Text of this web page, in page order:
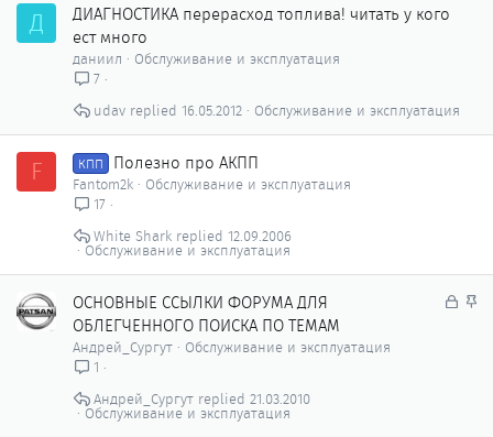
Д
ДИАГНОСТИКА перерасход топлива! читать у кого
ест много
даниил
Обслуживание и эксплуатация
7
Обслуживание и эксплуатация
16.05.2012
udav
F КПП Полезно про АКПП
Fantom2k
Обслуживание и эксплуатация
17
Обслуживание и эксплуатация
12.09.2006
White Shark
З
З
ОСНОВНЫЕ ССЫЛКИ ФОРУМА ДЛЯ
ОБЛЕГЧЕННОГО ПОИСКА ПО ТЕМАМ
Андрей_Сургут
Обслуживание и эксплуатация
1
Обслуживание и эксплуатация
21.03.2010
Андрей_Сургут